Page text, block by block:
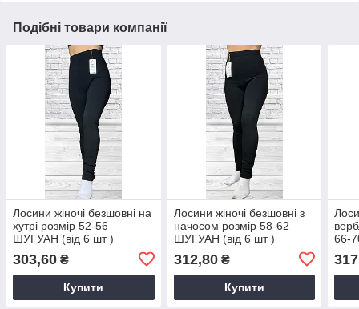
Подібні товари компанії
Лосини жіночі безшовні на
хутрі розмір 52-56
ШУГУАН (від 6 шт )
303,60 ₴
Купити
Лосини жіночі безшовні з
начосом розмір 58-62
ШУГУАН (від 6 шт )
312,80₴
Купити
66-